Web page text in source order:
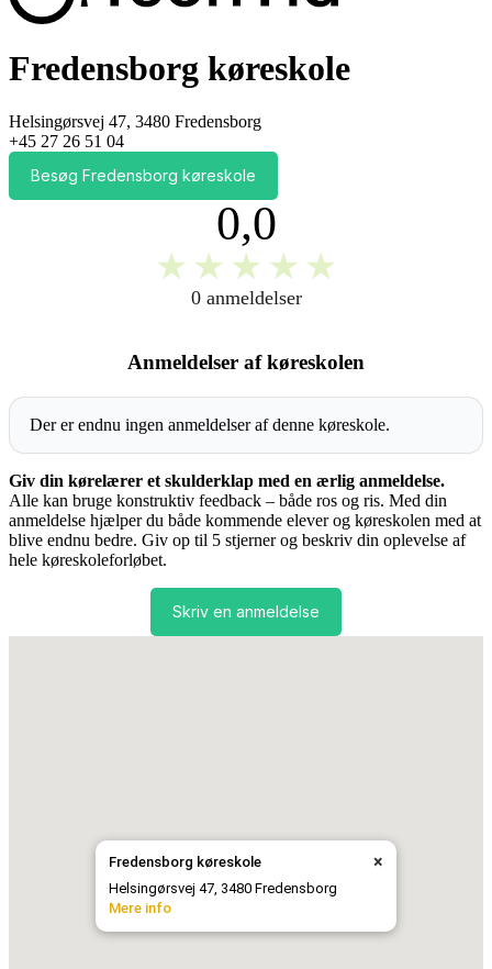
Fredensborg køreskole
Helsingørsvej 47, 3480 Fredensborg
+45 27 26 51 04
Besøg Fredensborg køreskole
0,0
★ ★ ★ ★ ★
0 anmeldelser
Anmeldelser af køreskolen
Der er endnu ingen anmeldelser af denne køreskole.
Giv din kørelærer et skulderklap med en ærlig anmeldelse.
Alle kan bruge konstruktiv feedback – både ros og ris. Med din
anmeldelse hjælper du både kommende elever og køreskolen med at
blive endnu bedre. Giv op til 5 stjerner og beskriv din oplevelse af
hele køreskoleforløbet.
Skriv en anmeldelse
×
Fredensborg køreskole
Helsingørsvej 47, 3480 Fredensborg
Mere info